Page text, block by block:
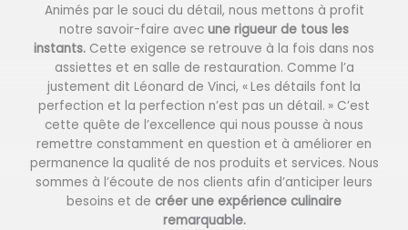
Animés par le souci du détail, nous mettons à profit
notre savoir-faire avec une rigueur de tous les
instants. Cette exigence se retrouve à la fois dans nos
assiettes et en salle de restauration. Comme l’a
justement dit Léonard de Vinci, « Les détails font la
perfection et la perfection n’est pas un détail. » C’est
cette quête de l’excellence qui nous pousse à nous
remettre constamment en question et à améliorer en
permanence la qualité de nos produits et services. Nous
sommes à l’écoute de nos clients afin d’anticiper leurs
besoins et de créer une expérience culinaire
remarquable.